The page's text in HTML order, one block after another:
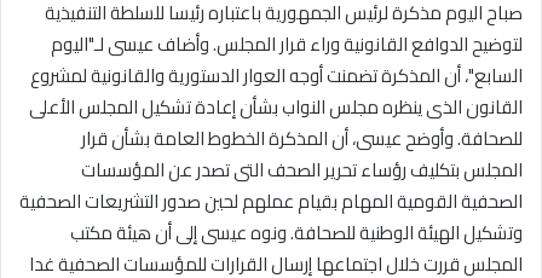
صباح اليوم مذكرة لرئيس الجمهورية باعتباره رئيسا للسلطة التنفيذية
لتوضيح الدوافع القانونية وراء قرار المجلس. وأضاف عيسى لـ"اليوم
السابع"، أن المذكرة تضمنت أوجه العوار الدستورية والقانونية لمشروع
القانون الذى ينظره مجلس النواب بشأن إعادة تشكيل المجلس الأعلى
للصحافة. وأوضح عيسى، أن المذكرة الخطوط العامة بشأن قرار
المجلس بتكليف رؤساء تحرير الصحف التى تصدر عن المؤسسات
الصحفية القومية المهام بقيام عملهم لحين صدور التشريعات الصحفية
وتشكيل الهيئة الوطنية للصحافة. ونوه عيسى إلى أن هيئة مكتب
المجلس قررت خلال اجتماعها إرسال القرارات للمؤسسات الصحفية غدا